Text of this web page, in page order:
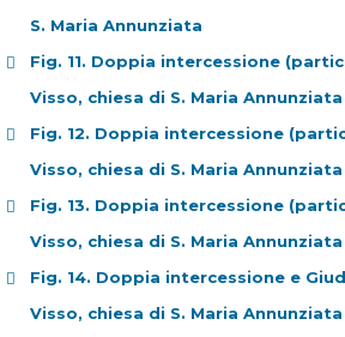
S. Maria Annunziata
Fig. 11. Doppia intercessione
Visso, chiesa di S. Maria Annunziata
Fig. 12. Doppia intercessione
Visso, chiesa di S. Maria Annunziata
Fig. 13. Doppia intercessione
Visso, chiesa di S. Maria Annunziata
Fig. 14. Doppia intercessione e
Visso, chiesa di S. Maria Annunziata